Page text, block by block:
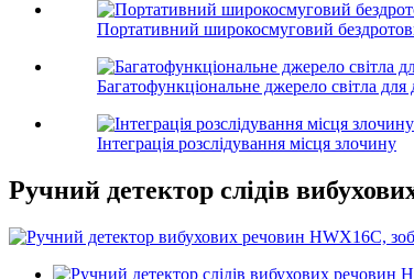
Портативний широкосмуговий
Багатофункціональне джерело світла для
Інтеграція розслідування місця злочину
Ручний детектор слідів